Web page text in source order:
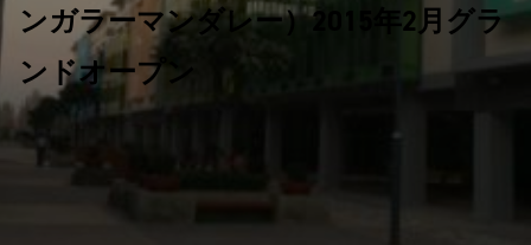
はじめての方へ
ご依頼方法
ンガラーマンダレー）2015年2月グラ
ンドオープン